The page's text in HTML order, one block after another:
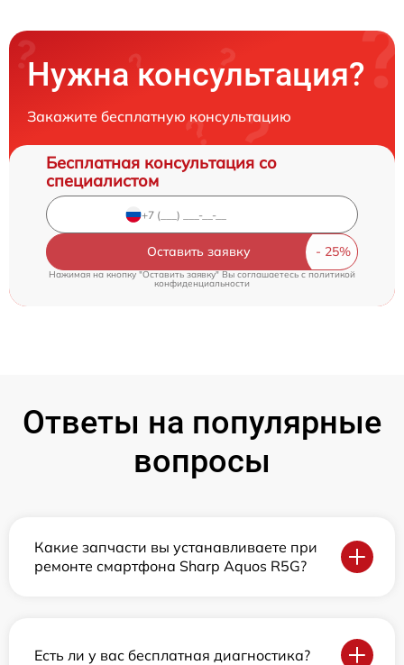
Нужна консультация?
Закажите бесплатную консультацию
Бесплатная консультация со
специалистом
Оставить заявку
Нажимая на кнопку "Оставить заявку" Вы соглашаетесь c политикой
конфиденциальности
Ответы на популярные
вопросы
Какие запчасти вы устанавливаете при
ремонте смартфона Sharp Aquos R5G?
Есть ли у вас бесплатная диагностика?